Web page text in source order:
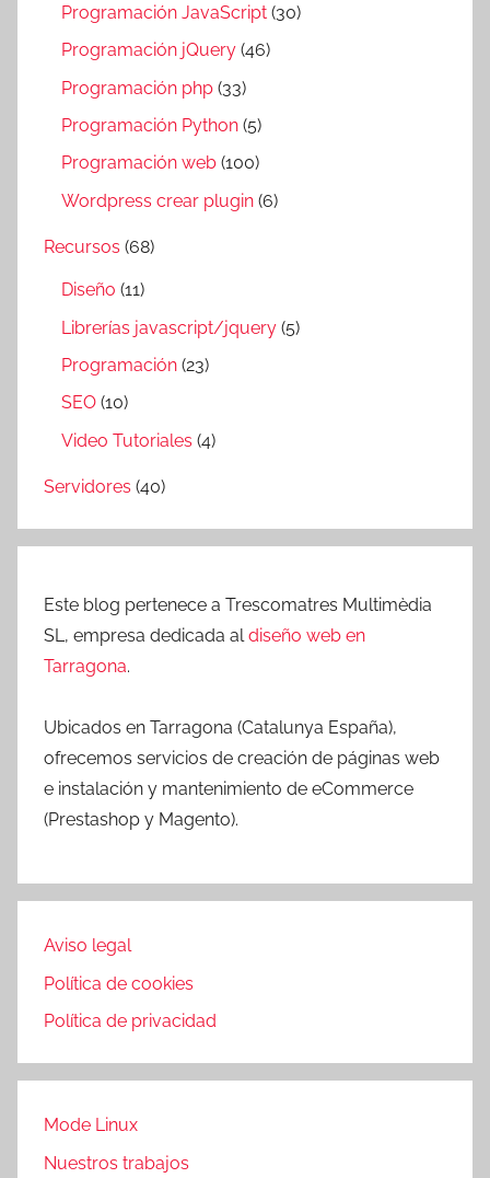
Programación JavaScript (30)
Programación jQuery (46)
Programación php (33)
Programación Python (5)
Programación web (100)
Wordpress crear plugin (6)
Recursos (68)
Diseño (11)
Librerías javascript/jquery (5)
Programación (23)
SEO (10)
Video Tutoriales (4)
Servidores (40)
Este blog pertenece a Trescomatres Multimèdia
SL, empresa dedicada aldiseño web en
Tarragona.
Ubicados en Tarragona (Catalunya España),
ofrecemos servicios de creación de páginas web
e instalación y mantenimiento de eCommerce
(Prestashop y Magento).
Aviso legal
Política de cookies
Política de privacidad
Mode Linux
Nuestros trabajos